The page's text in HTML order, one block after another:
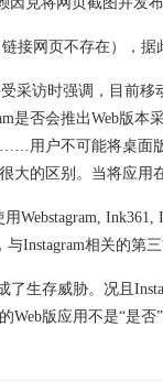
网页不存在），据
访时强调，目前移
是否会推出Web版
用户不可能将桌面
大的区别。当将应
Ink361,
与Instagram相关的
存威胁。况且
Web版应用不是“是